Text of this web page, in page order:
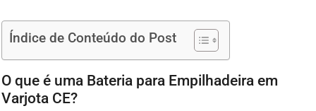
Índice de Conteúdo do Post
O que é uma Bateria para Empilhadeira em
Varjota CE?